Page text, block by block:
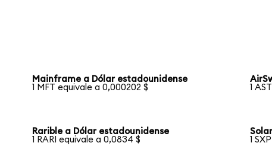
Mainframe a Dólar estadounidense
1 MFT equivale a 0,000202 $
1
Rarible a Dólar estadounidense
1 RARI equivale a 0,0834 $
1